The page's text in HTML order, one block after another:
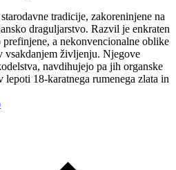
tradicije, zakoreninjene na
draguljarstvo. Razvil je enkraten
a nekonvencionalne oblike
vsakdanjem življenju. Njegove
navdihujejo pa jih organske
18-karatnega rumenega zlata in